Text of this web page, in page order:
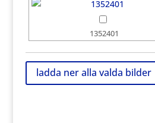
1352401